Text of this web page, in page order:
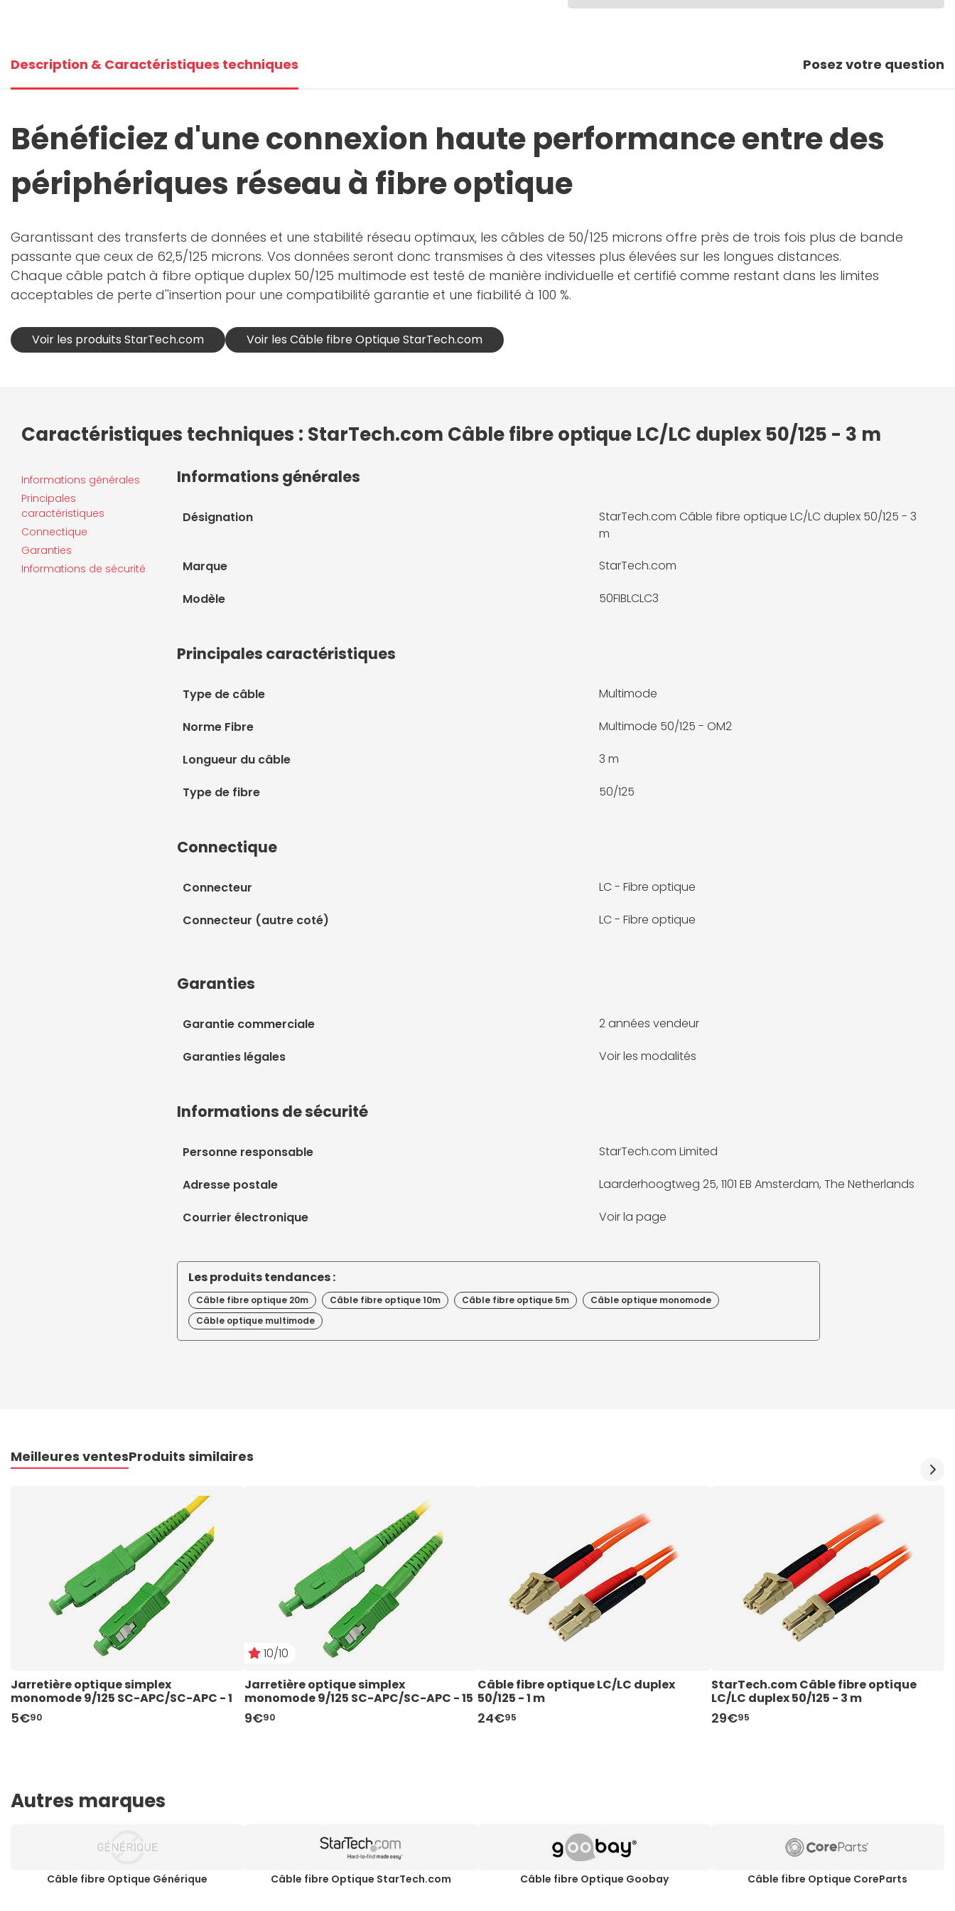
Description & Caractéristiques techniques Posez votre question
Bénéficiez d'une connexion haute performance entre des
périphériques réseau à fibre optique
Garantissant des transferts de données et une stabilité réseau optimaux, les câbles de 50/125 microns offre près de trois fois plus de bande
passante que ceux de 62,5/125 microns. Vos données seront donc transmises à des vitesses plus élevées sur les longues distances.
Chaque câble patch à fibre optique duplex 50/125 multimode est testé de manière individuelle et certifié comme restant dans les limites
acceptables de perte d''insertion pour une compatibilité garantie et une fiabilité à 100 %.
Voir les produits StarTech.com Voir les Câble fibre Optique StarTech.com
Caractéristiques techniques : StarTech.com Câble fibre optique LC/LC duplex 50/125 - 3 m
Informations générales
Principales
caractéristiques
Connectique
Garanties
Informations de sécurité
Informations générales
Désignation
StarTech.com Câble fibre optique LC/LC duplex 50/125 - 3
m
Marque
StarTech.com
Modèle 50FIBLCLC3
Principales caractéristiques
Type de câble Multimode
Norme Fibre Multimode 50/125 - OM2
Longueur du câble 3 m
Type de fibre 50/125
Connectique
Connecteur LC - Fibre optique
Connecteur (autre coté) LC - Fibre optique
Garanties
Garantie commerciale 2 années vendeur
Garanties légales Voir les modalités
Informations de sécurité
Personne responsable StarTech.com Limited
Adresse postale Laarderhoogtweg 25, 1101 EB Amsterdam, The Netherlands
Courrier électronique Voir la page
Les produits tendances :
Câble fibre optique 20m Câble fibre optique 10m Câble fibre optique 5m
Câble optique monomode
Câble optique multimode
Meilleures ventesProduits similaires
Jarretière optique simplex
monomode 9/125 SC-APC/SC-APC - 1
m
5€90
10/10
Jarretière optique simplex
monomode 9/125 SC-APC/SC-APC - 15
m
9€90
Câble fibre optique LC/LC duplex
50/125 - 1 m
24€95
StarTech.com Câble fibre optique
LC/LC duplex 50/125 - 3 m
29€95
Autres marques
Câble fibre Optique Générique Câble fibre Optique StarTech.com Câble fibre Optique Goobay Câble fibre Optique CoreParts